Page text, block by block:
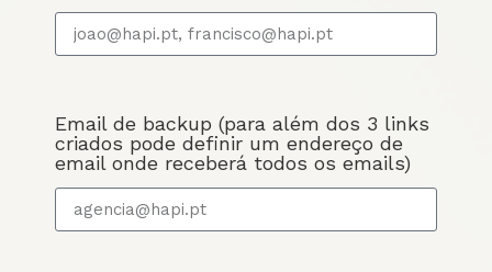
Email de backup (para além dos 3 links
criados pode definir um endereço de
email onde receberá todos os emails)